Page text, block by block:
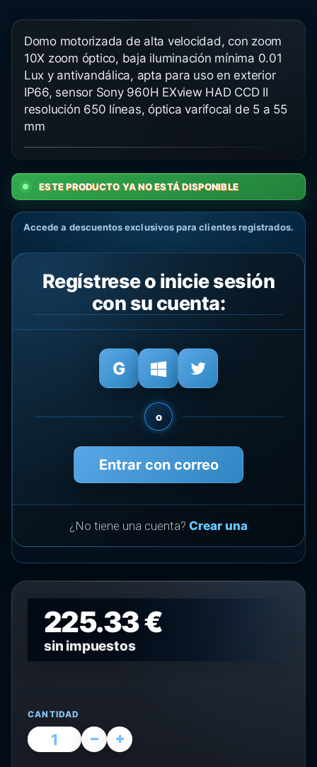
Domo motorizada de alta velocidad, con zoom
10X zoom óptico, baja iluminación mínima 0.01
Lux y antivandálica, apta para uso en exterior
IP66, sensor Sony 960H EXview HAD CCD II
resolución 650 líneas, óptica varifocal de 5 a 55
mm
ESTE PRODUCTO YA NO ESTÁ DISPONIBLE
Accede a descuentos exclusivos para clientes registrados.
Regístrese o inicie sesión
con su cuenta:
o
Entrar con correo
¿No tiene una cuenta? Crear una
225.33 €
sin impuestos
CANTIDAD